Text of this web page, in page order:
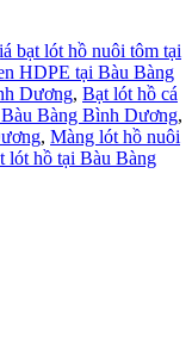
bạt lót hồ nuôi tôm tại
HDPE tại Bàu Bàng
Dương, Bạt lót hồ cá
Bàng Bình Dương,
, Màng lót hồ nuôi
lót hồ tại Bàu Bàng